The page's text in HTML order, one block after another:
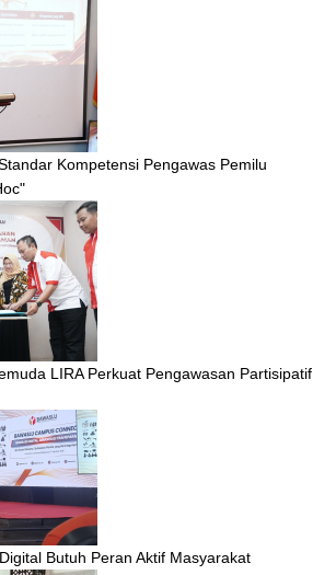
Kompetensi Pengawas Pemilu
LIRA Perkuat Pengawasan Partisipatif
Butuh Peran Aktif Masyarakat